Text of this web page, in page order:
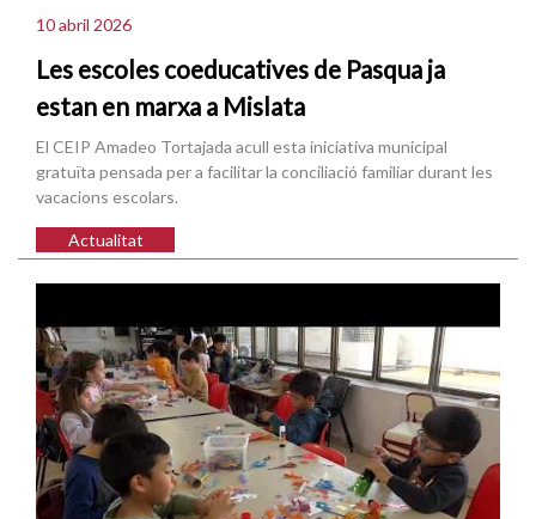
10 abril 2026
Les escoles coeducatives de Pasqua ja
estan en marxa a Mislata
El CEIP Amadeo Tortajada acull esta iniciativa municipal
gratuïta pensada per a facilitar la conciliació familiar durant les
vacacions escolars.
Actualitat